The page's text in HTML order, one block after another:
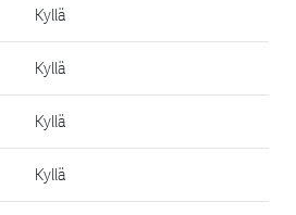
Kyllä
Kyllä
Kyllä
Kyllä